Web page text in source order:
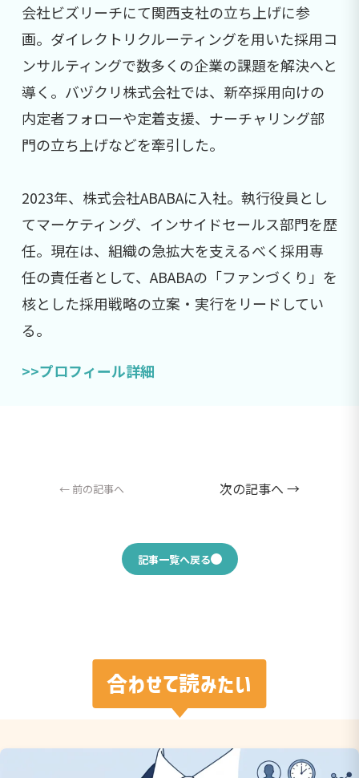
会社ビズリーチにて関西支社の立ち上げに参
画。ダイレクトリクルーティングを用いた採用コ
ンサルティングで数多くの企業の課題を解決へと
導く。バヅクリ株式会社では、新卒採用向けの
内定者フォローや定着支援、ナーチャリング部
門の立ち上げなどを牽引した。
2023年、株式会社ABABAに入社。執行役員とし
てマーケティング、インサイドセールス部門を歴
任。現在は、組織の急拡大を支えるべく採用専
任の責任者として、ABABAの「ファンづくり」を
核とした採用戦略の立案・実行をリードしてい
る。
>>プロフィール詳細
← 前の記事へ 次の記事へ →
記事一覧へ戻る
合わせて読みたい